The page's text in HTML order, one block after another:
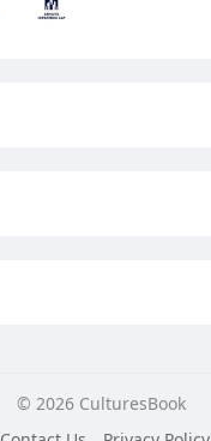
© 2026 CulturesBook